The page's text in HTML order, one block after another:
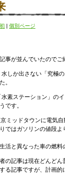
| 個別ページ
事が並んでいたのでご
しか出さない「究極
。
素ステーション」の
です。
ミッドタウンに電気
ではガソリンの値段
活と異なった車の燃料
の記事は現在どんど
る記事ですが、計画的